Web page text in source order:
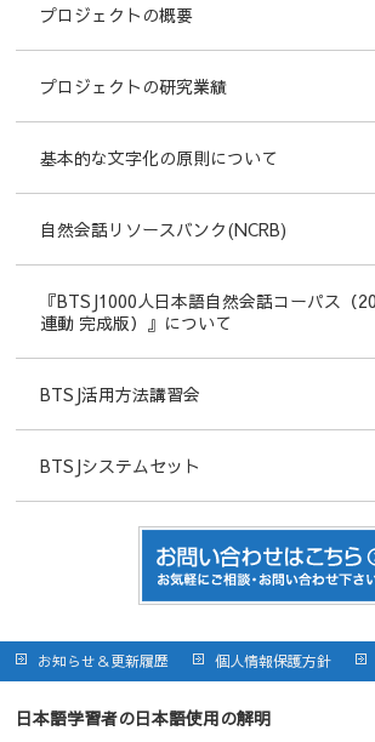
プロジェクトの概要
プロジェクトの研究業績
基本的な文字化の原則について
自然会話リソースバンク(NCRB)
『BTSJ1000人日本語自然会話コーパス（
連動 完成版）』について
BTSJ活用方法講習会
BTSJシステムセット
お知らせ＆更新履歴 個人情報保護方針
日本語学習者の日本語使用の解明